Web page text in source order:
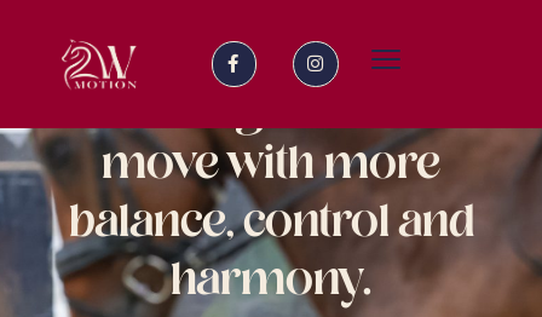
2-way-motion
Building riders to
move with more
balance, control and
harmony.